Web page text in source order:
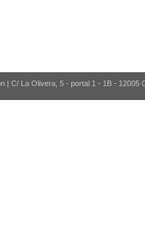
| C/ La Olivera, 5 - portal 1 - 1B - 12005